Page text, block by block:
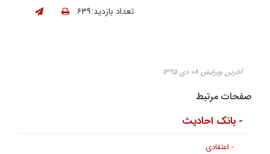
تعداد بازدید:۶۳۹
آخرین ویرایش ۰۸ دی ۱۳۹۵
صفحات مرتبط
- بانک احادیث
- اعتقادی